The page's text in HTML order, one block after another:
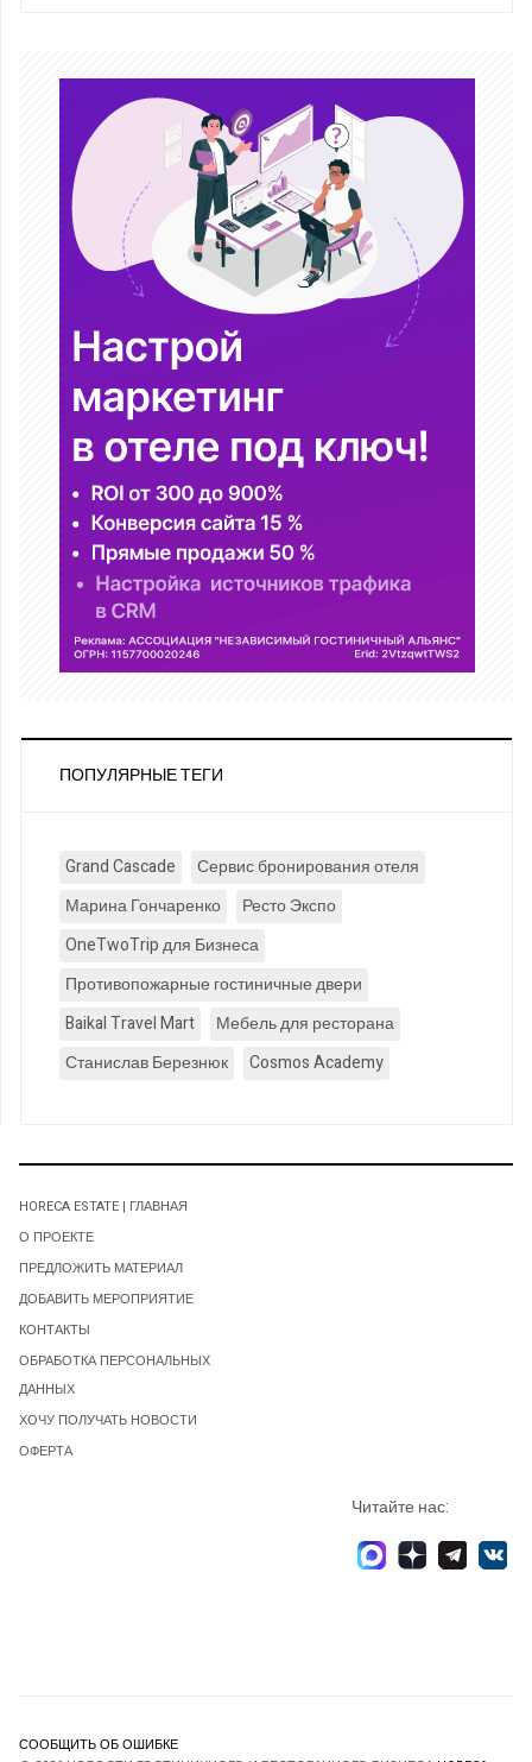
ПОПУЛЯРНЫЕ ТЕГИ
Grand Cascade
Сервис бронирования отеля
Марина Гончаренко
Ресто Экспо
OneTwoTrip для Бизнеса
Противопожарные гостиничные двери
Baikal Travel Mart
Мебель для ресторана
Станислав Березнюк
Cosmos Academy
HORECA ESTATE | ГЛАВНАЯ
О ПРОЕКТЕ
ПРЕДЛОЖИТЬ МАТЕРИАЛ
ДОБАВИТЬ МЕРОПРИЯТИЕ
КОНТАКТЫ
ОБРАБОТКА ПЕРСОНАЛЬНЫХ
ДАННЫХ
ХОЧУ ПОЛУЧАТЬ НОВОСТИ
ОФЕРТА
Читайте нас:
СООБЩИТЬ ОБ ОШИБКЕ